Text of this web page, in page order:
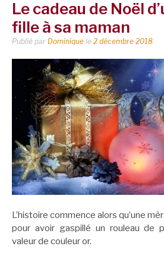
Le cadeau de Noël
fille à sa maman
Publié par Dominique le 2 décembre 2018
L’histoire commence alors qu’une
pour avoir gaspillé un rouleau de
valeur de couleur or.